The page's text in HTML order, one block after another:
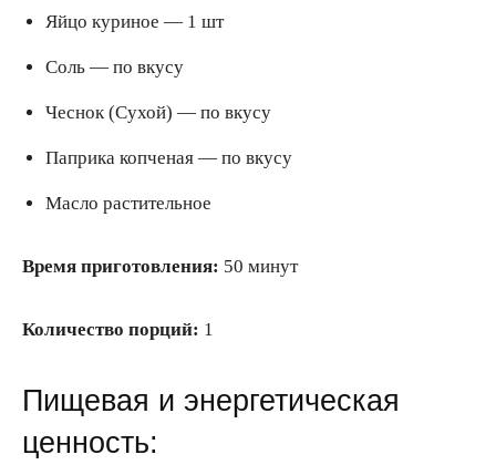
Яйцо куриное — 1 шт
Соль — по вкусу
Чеснок (Сухой) — по вкусу
Паприка копченая — по вкусу
Масло растительное
Время приготовления: 50 минут
Количество порций: 1
Пищевая и энергетическая
ценность: